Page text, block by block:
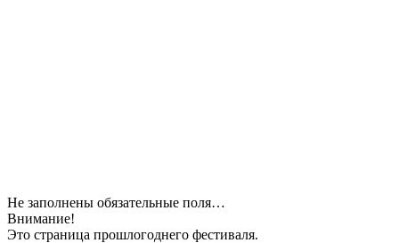
Не заполнены обязательные поля…
Внимание!
Это страница прошлогоднего фестиваля.